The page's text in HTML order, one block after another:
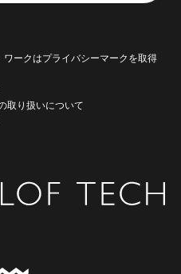
ワークはプライバシーマークを取得
取り扱いについて